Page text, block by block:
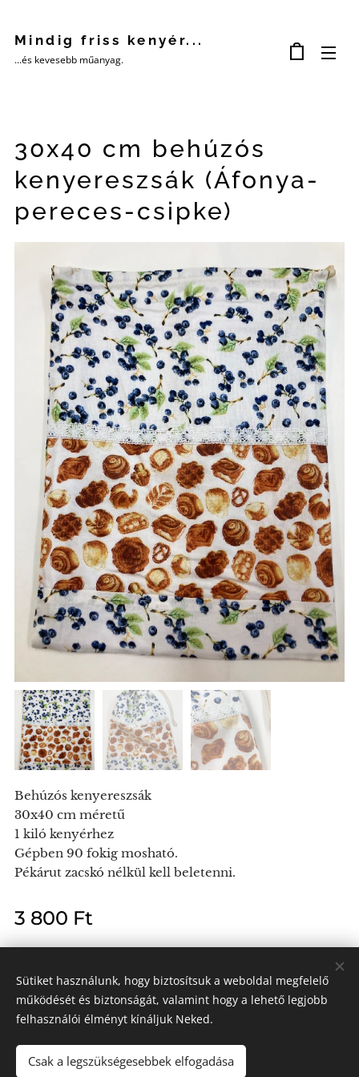
Mindig friss kenyér...
...és kevesebb műanyag.
30x40 cm behúzós
kenyereszsák (Áfonya-
pereces-csipke)
Behúzós kenyereszsák
30x40 cm méretű
1 kiló kenyérhez
Gépben 90 fokig mosható.
Pékárut zacskó nélkül kell beletenni.
3 800 Ft
Kendra László e.v.
Minden jog fenntartva 2024
Az oldalt a
Webnodeműködteti
Sütiket használunk, hogy biztosítsuk a weboldal megfelelő
működését és biztonságát, valamint hogy a lehető legjobb
felhasználói élményt kínáljuk Neked.
Csak a legszükségesebbek elfogadása